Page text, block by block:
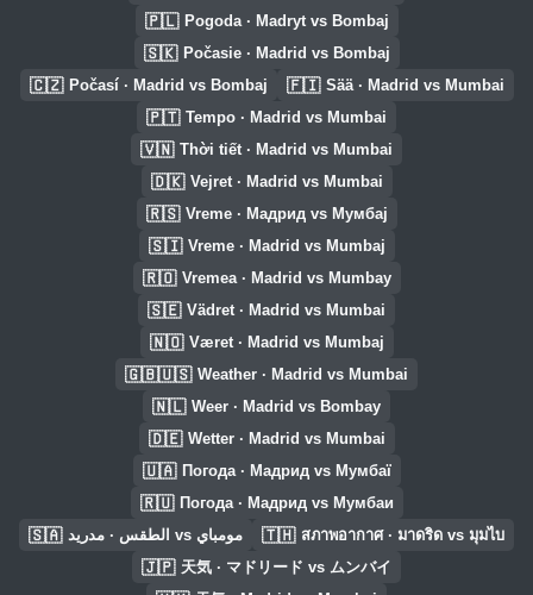
🇵🇱 Pogoda · Madryt vs Bombaj
🇸🇰 Počasie · Madrid vs Bombaj
🇨🇿 Počasí · Madrid vs Bombaj 🇫🇮 Sää · Madrid vs Mumbai
🇵🇹 Tempo · Madrid vs Mumbai
🇻🇳 Thời tiết · Madrid vs Mumbai
🇩🇰 Vejret · Madrid vs Mumbai
🇷🇸 Vreme · Мадрид vs Мумбај
🇸🇮 Vreme · Madrid vs Mumbaj
🇷🇴 Vremea · Madrid vs Mumbay
🇸🇪 Vädret · Madrid vs Mumbai
🇳🇴 Været · Madrid vs Mumbaj
🇬🇧🇺🇸 Weather · Madrid vs Mumbai
🇳🇱 Weer · Madrid vs Bombay
🇩🇪 Wetter · Madrid vs Mumbai
🇺🇦 Погода · Мадрид vs Мумбаї
🇷🇺 Погода · Мадрид vs Мумбаи
🇸🇦 الطقس · مدريد vs مومباي 🇹🇭 สภาพอากาศ · มาดริด vs มุมไบ
🇯🇵 天気 · マドリード vs ムンバイ